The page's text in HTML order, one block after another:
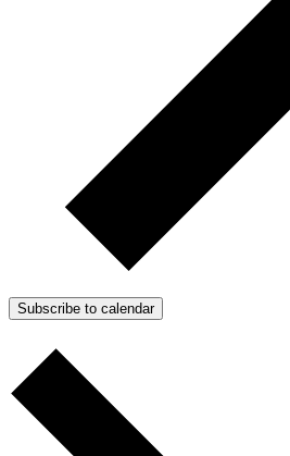
Subscribe to calendar